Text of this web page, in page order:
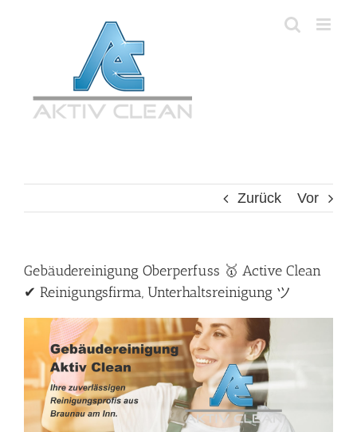
Zurück Vor
Gebäudereinigung Oberperfuss 🥇 Active Clean
✔ Reinigungsfirma, Unterhaltsreinigung ツ